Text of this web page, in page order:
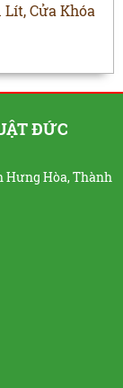
Cửa Khóa
ĐỨC
Hưng Hòa, Thành